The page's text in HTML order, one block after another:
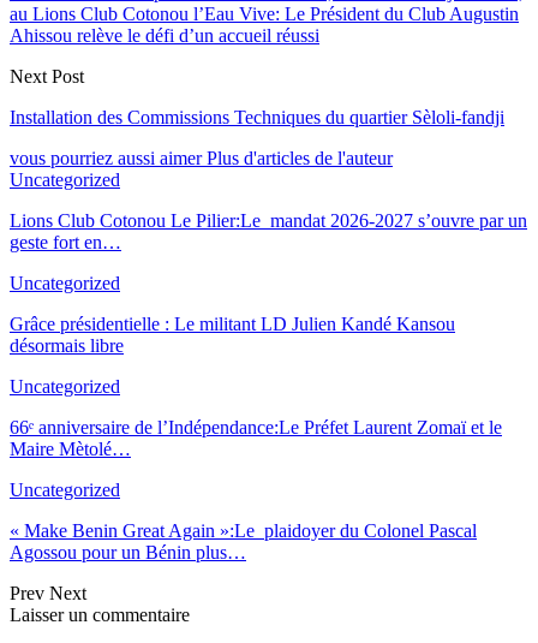
au Lions Club Cotonou l’Eau Vive: Le Président du Club Augustin
Ahissou relève le défi d’un accueil réussi
Next Post
Installation des Commissions Techniques du quartier Sèloli-fandji
vous pourriez aussi aimer Plus d'articles de l'auteur
Uncategorized
Lions Club Cotonou Le Pilier:Le mandat 2026-2027 s’ouvre par un
geste fort en…
Uncategorized
Grâce présidentielle : Le militant LD Julien Kandé Kansou
désormais libre
Uncategorized
66ᵉ anniversaire de l’Indépendance:Le Préfet Laurent Zomaï et le
Maire Mètolé…
Uncategorized
« Make Benin Great Again »:Le plaidoyer du Colonel Pascal
Agossou pour un Bénin plus…
Prev Next
Laisser un commentaire